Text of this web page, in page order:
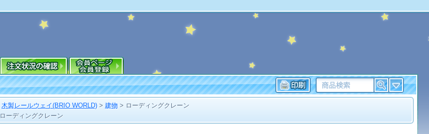
木製レールウェイ(BRIO WORLD) >建物 > ローディングクレーン
ローディングクレーン